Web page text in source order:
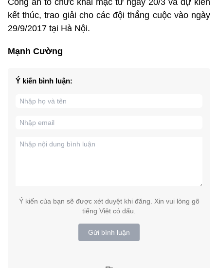
Công an tổ chức khai mạc từ ngày 20/3 và dự kiến
kết thúc, trao giải cho các đội thắng cuộc vào ngày
29/9/2017 tại Hà Nội.
Mạnh Cường
Ý kiến bình luận:
Ý kiến của bạn sẽ được xét duyệt khi đăng. Xin vui lòng gõ
tiếng Việt có dấu.
Gửi bình luận